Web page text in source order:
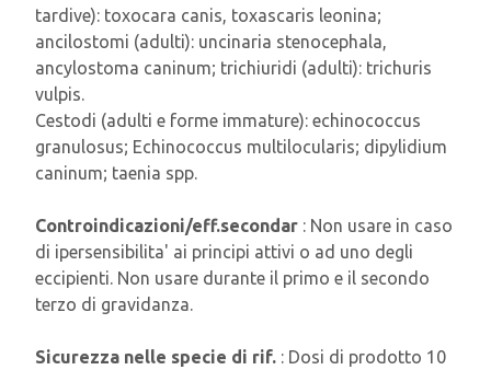
tardive): toxocara canis, toxascaris leonina;
ancilostomi (adulti): uncinaria stenocephala,
ancylostoma caninum; trichiuridi (adulti): trichuris
vulpis.
Cestodi (adulti e forme immature): echinococcus
granulosus; Echinococcus multilocularis; dipylidium
caninum; taenia spp.
Controindicazioni/eff.secondar : Non usare in caso
di ipersensibilita' ai principi attivi o ad uno degli
eccipienti. Non usare durante il primo e il secondo
terzo di gravidanza.
Sicurezza nelle specie di rif. : Dosi di prodotto 10